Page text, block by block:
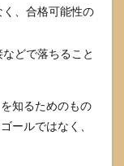
、合格可能性の
どで落ちること
知るためのもの
ールではなく、